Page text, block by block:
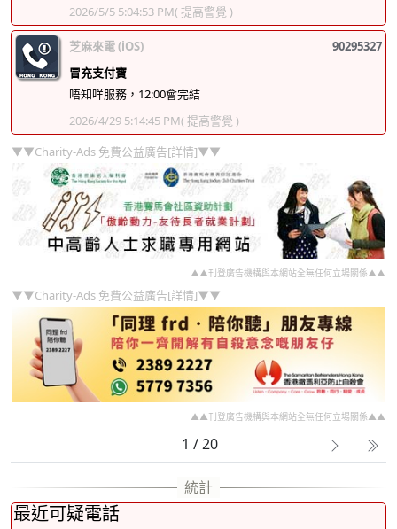
2026/5/5 5:04:53 PM( 提高警覺 )
芝麻來電 (iOS)
90295327
冒充支付寶
唔知咩服務，12:00會完結
2026/4/29 5:14:45 PM( 提高警覺 )
▼▼Charity-Ads 免費公益廣告[詳情]▼▼
▲▲刊登廣告機構與本網站全無任何立場關係▲▲
▼▼Charity-Ads 免費公益廣告[詳情]▼▼
▲▲刊登廣告機構與本網站全無任何立場關係▲▲
1 / 20
最近可疑電話